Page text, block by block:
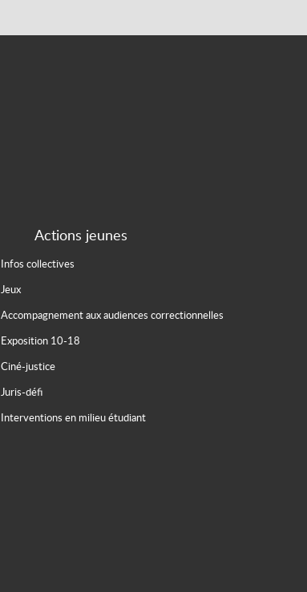
Actions jeunes
Infos collectives
Jeux
Accompagnement aux audiences correctionnelles
Exposition 10-18
Ciné-justice
Juris-défi
Interventions en milieu étudiant